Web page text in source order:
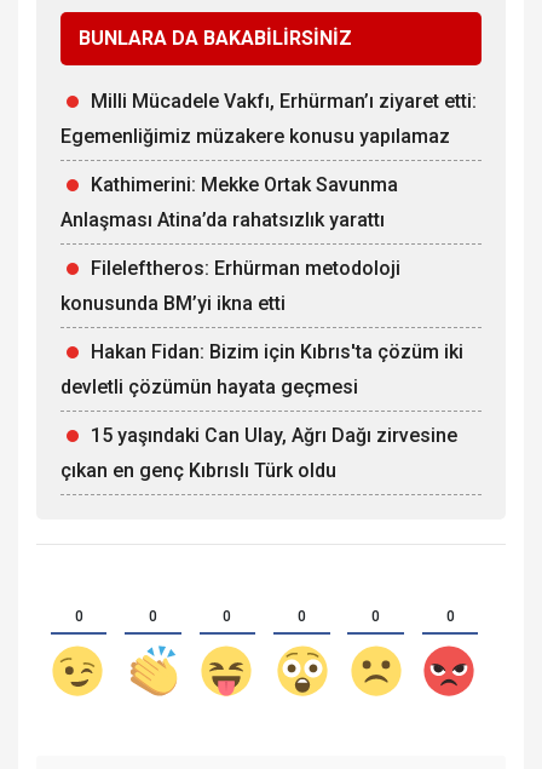
BUNLARA DA BAKABİLİRSİNİZ
Milli Mücadele Vakfı, Erhürman’ı ziyaret etti:
Egemenliğimiz müzakere konusu yapılamaz
Kathimerini: Mekke Ortak Savunma
Anlaşması Atina’da rahatsızlık yarattı
Fileleftheros: Erhürman metodoloji
konusunda BM’yi ikna etti
Hakan Fidan: Bizim için Kıbrıs'ta çözüm iki
devletli çözümün hayata geçmesi
15 yaşındaki Can Ulay, Ağrı Dağı zirvesine
çıkan en genç Kıbrıslı Türk oldu
0 0 0 0 0 0